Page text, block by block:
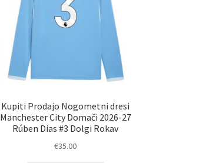
Kupiti Prodajo Nogometni dresi
Manchester City Domači 2026-27
Rúben Dias #3 Dolgi Rokav
€35.00